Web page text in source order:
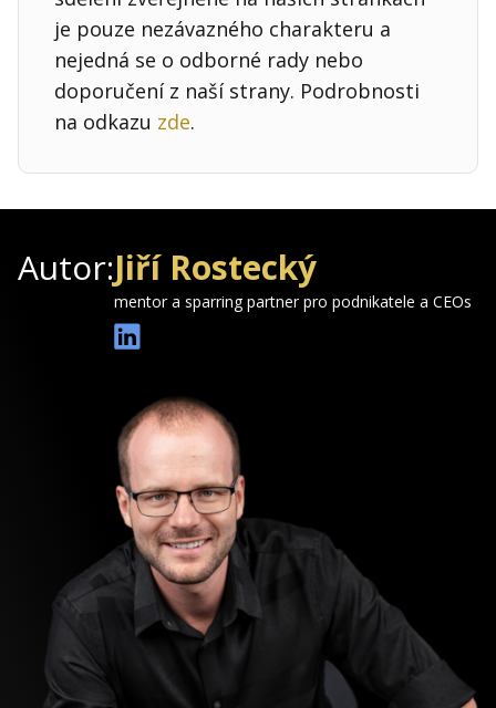
je pouze nezávazného charakteru a
nejedná se o odborné rady nebo
doporučení z naší strany. Podrobnosti
na odkazu zde.
Autor:Jiří Rostecký
mentor a sparring partner pro podnikatele a CEOs